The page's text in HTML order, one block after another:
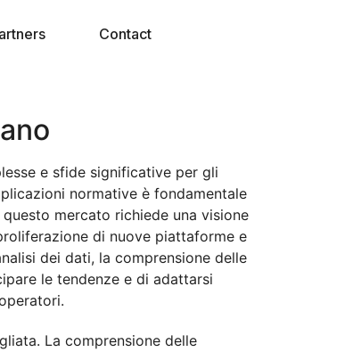
Contact
e sfide significative per gli
normative è fondamentale
mercato richiede una visione
di nuove piattaforme e
dei dati, la comprensione delle
le tendenze e di adattarsi
La comprensione delle